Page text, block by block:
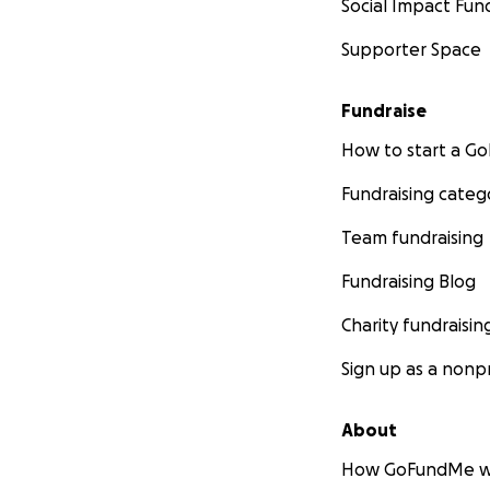
make all the
Social Impact
Supporter Space
Fundraise
How to start a
Fundraising
Team fundraising
Fundraising Blog
Charity
Sign up as a
About
How GoFundMe